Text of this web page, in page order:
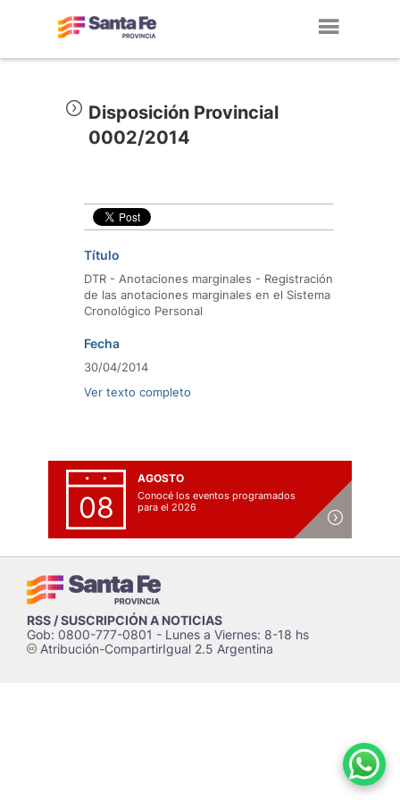
Disposición Provincial
0002/2014
Título
DTR - Anotaciones marginales - Registración
de las anotaciones marginales en el Sistema
Cronológico Personal
Fecha
30/04/2014
Ver texto completo
08
AGOSTO
Conocé los eventos programados
para el 2026
RSS / SUSCRIPCIÓN A NOTICIAS
Gob: 0800-777-0801 - Lunes a Viernes: 8-18 hs
cAtribución-CompartirIgual 2.5 Argentina